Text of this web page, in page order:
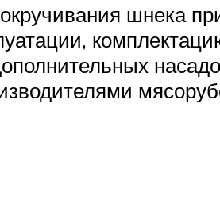
шнека